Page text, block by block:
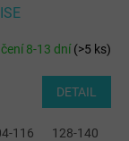
8-13 dní(>5 ks)
DETAIL
116 128-140